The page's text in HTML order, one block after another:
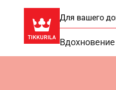
Для вашего
Вдохновение